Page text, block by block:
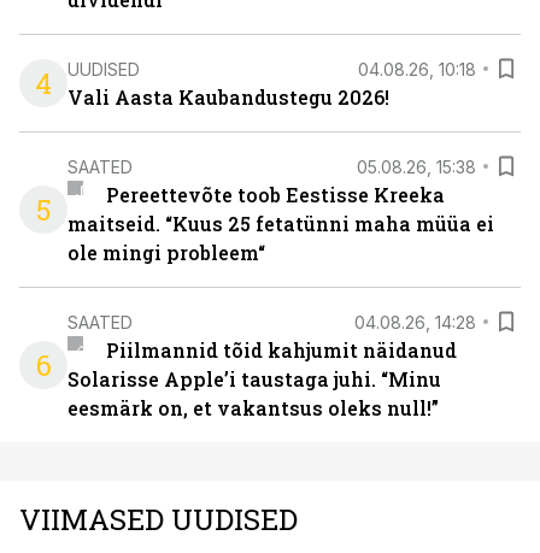
4 UUDISED 04.08.26, 10:18
Vali Aasta Kaubandustegu 2026!
5
SAATED 05.08.26, 15:38
Pereettevõte toob Eestisse Kreeka
maitseid. “Kuus 25 fetatünni maha müüa ei
ole mingi probleem“
6
SAATED 04.08.26, 14:28
Piilmannid tõid kahjumit näidanud
Solarisse Apple’i taustaga juhi. “Minu
eesmärk on, et vakantsus oleks null!”
VIIMASED UUDISED